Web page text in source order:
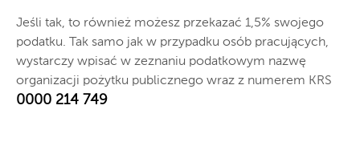
Jeśli tak, to również możesz przekazać 1,5% swojego
podatku. Tak samo jak w przypadku osób pracujących,
wystarczy wpisać w zeznaniu podatkowym nazwę
organizacji pożytku publicznego wraz z numerem KRS
0000 214 749